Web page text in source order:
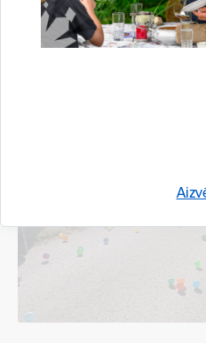
Smiltenieši aicināti uz
pārvaldes pārstāvjiem